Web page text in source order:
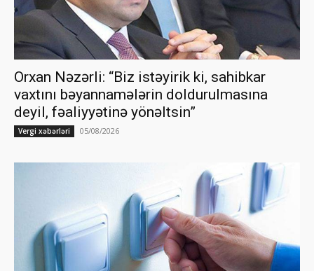
Orxan Nəzərli: “Biz istəyirik ki, sahibkar
vaxtını bəyannamələrin doldurulmasına
deyil, fəaliyyətinə yönəltsin”
Vergi xəbərləri 05/08/2026